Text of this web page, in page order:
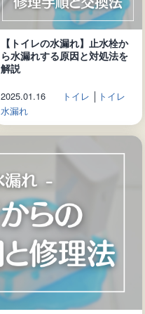
【トイレの水漏れ】止水栓か
ら水漏れする原因と対処法を
解説
2025.01.16 トイレ │ トイレ
水漏れ